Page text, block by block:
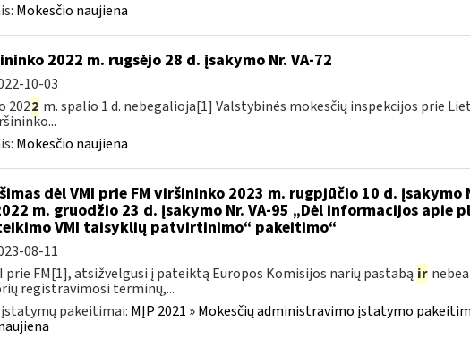
Mokesčio naujiena
2022 m. rugsėjo 28 d. įsakymo Nr. VA-72
10-03
2022 m. spalio 1 d. nebegalioja[1] Valstybinės mokesčių inspekcijos prie
Mokesčio naujiena
dėl VMI prie FM viršininko 2023 m. rugpjūčio 10 d. įsakymo
m. gruodžio 23 d. įsakymo Nr. VA-95 „Dėl informacijos apie
VMI taisyklių patvirtinimo“ pakeitimo“
08-11
prie FM[1], atsižvelgusi į pateiktą Europos Komisijos narių pastabą ir
registravimosi terminų,...
įstatymų pakeitimai: MĮP 2021 » Mokesčių administravimo įstatymo